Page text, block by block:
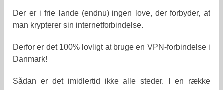
Der er i frie lande (endnu) ingen love, der forbyder, at
man krypterer sin internetforbindelse.
Derfor er det 100% lovligt at bruge en VPN-forbindelse i
Danmark!
Sådan er det imidlertid ikke alle steder. I en række